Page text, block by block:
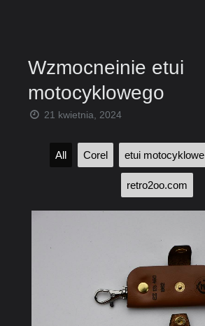
Wzmocneinie etui
motocyklowego
21 kwietnia, 2024
All Corel etui motocyklowe
retro2oo.com